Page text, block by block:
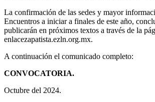
La confirmación de las sedes y mayor
Encuentros a iniciar a finales de este año,
publicarán en próximos textos a través de la
enlacezapatista.ezln.org.mx.
A continuación el comunicado completo:
CONVOCATORIA.
Octubre del 2024.